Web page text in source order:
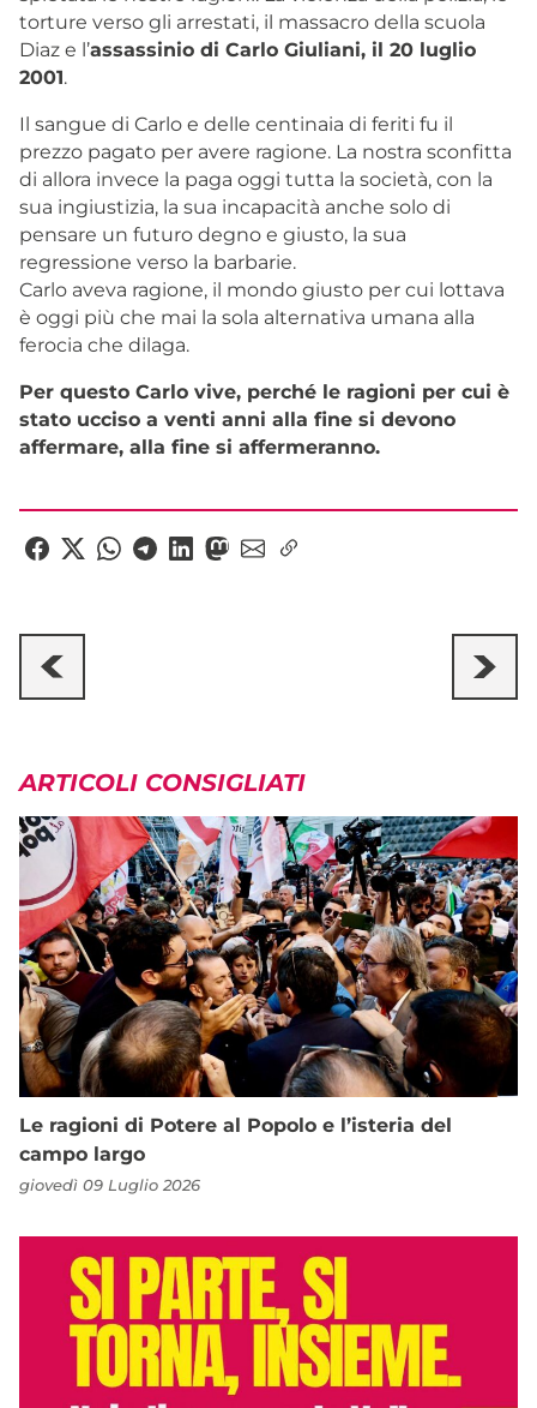
torture verso gli arrestati, il massacro della scuola
Diaz e l’assassinio di Carlo Giuliani, il 20 luglio
2001.
Il sangue di Carlo e delle centinaia di feriti fu il
prezzo pagato per avere ragione. La nostra sconfitta
di allora invece la paga oggi tutta la società, con la
sua ingiustizia, la sua incapacità anche solo di
pensare un futuro degno e giusto, la sua
regressione verso la barbarie.
Carlo aveva ragione, il mondo giusto per cui lottava
è oggi più che mai la sola alternativa umana alla
ferocia che dilaga.
Per questo Carlo vive, perché le ragioni per cui è
stato ucciso a venti anni alla fine si devono
affermare, alla fine si affermeranno.
ARTICOLI CONSIGLIATI
Le ragioni di Potere al Popolo e l’isteria del
campo largo
giovedì 09 Luglio 2026